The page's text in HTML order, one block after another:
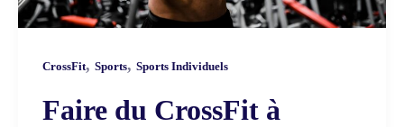
CrossFit, Sports, Sports Individuels
Faire du CrossFit à